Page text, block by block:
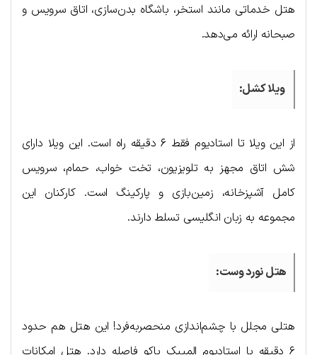
هتل خدماتی مانند استخر، باشگاه بدن‌سازی، اتاق سرویس و
صبحانه ارائه می‌دهد.
ویلا کشل:
از این ویلا تا استادیوم فقط ۶ دقیقه راه است. این ویلا دارای
شش اتاق مجهز به تلویزیون، تخت خواب، حمام، سرویس
کامل آشپزخانه، زمین‌بازی و پارکینگ است. کارکنان این
مجموعه به زبان انگلیسی تسلط دارند.
هتل نورد وست:
هتلی مجلل با چشم‌اندازی منحصربه‌فرد! این هتل هم حدود
۶ دقیقه با استادیوم المپیک باکو فاصله دارد. هتل امکانات